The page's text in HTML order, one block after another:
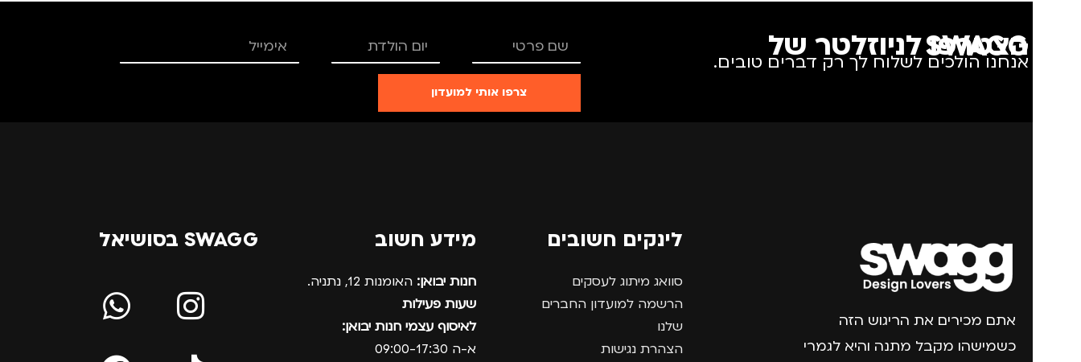
הצטרפו לניוזלטר של SWAGG
אנחנו הולכים לשלוח לך רק דברים טובים.
צרפו אותי למועדון
אתם מכירים את הריגוש הזה
כשמישהו מקבל מתנה והיא לגמרי
לינקים חשובים
סוואג מיתוג לעסקים
הרשמה למועדון החברים
שלנו
הצהרת נגישות
מידע חשוב
חנות יבואן: האומנות 12, נתניה.
שעות פעילות
לאיסוף עצמי חנות יבואן:
א-ה 09:00-17:30
SWAGG בסושיאל